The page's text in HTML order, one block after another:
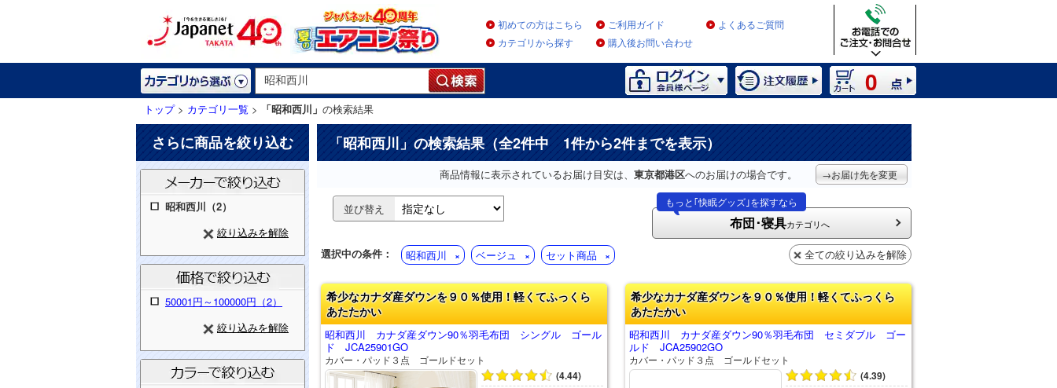
初めての方はこちら ご利用ガイド
よくあるご質問
カテゴリから探す
購入後お問い合わせ
0
トップ> カテゴリ一覧 > 「昭和西川」 の検索結果
さらに商品を絞り込む
昭和西川（2）
絞り込みを解除
50001円～100000円（2）
絞り込みを解除
「昭和西川 」の検索結果（全2件中 1件から2件までを表示）
商品情報に表示されているお届け目安は、 東京都港区へのお届けの場合です。 →お届け先を変更
並び替え もっと｢快眠グッズ｣を探すなら
布団･寝具カテゴリへ
選択中の条件： 昭和西川 ベージュ セット商品 全ての絞り込みを解除
希少なカナダ産ダウンを９０％使用！軽くてふっくら
あたたかい
昭和西川 カナダ産ダウン90％羽毛布団 シングル ゴール
ド JCA25901GO
カバー・パッド３点 ゴールドセット
(4.44)
希少なカナダ産ダウンを９０％使用！軽くてふっくら
あたたかい
昭和西川 カナダ産ダウン90％羽毛布団 セミダブル ゴー
ルド JCA25902GO
カバー・パッド３点 ゴールドセット
(4.39)